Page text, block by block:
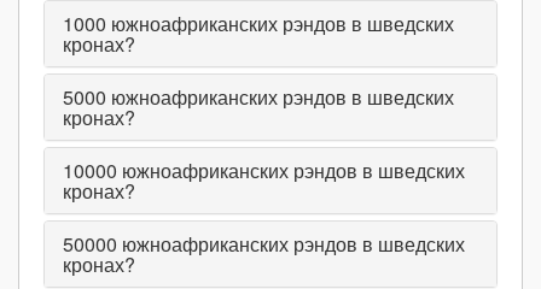
1000 южноафриканских рэндов в шведских
кронах?
5000 южноафриканских рэндов в шведских
кронах?
10000 южноафриканских рэндов в шведских
кронах?
50000 южноафриканских рэндов в шведских
кронах?